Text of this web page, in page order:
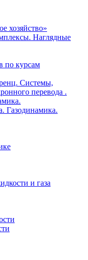
хозяйство»
Наглядные
по курсам
Системы,
перевода .
Газодинамика.
и газа